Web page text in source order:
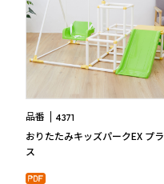
品番 4371
おりたたみキッズパークEX プラ
ス